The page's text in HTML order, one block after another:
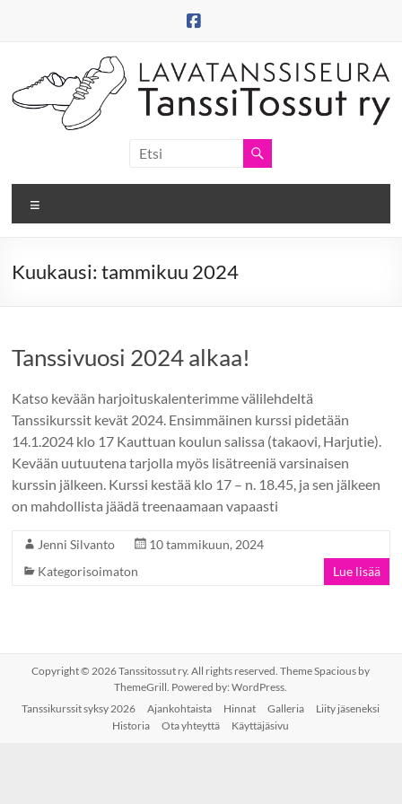
Tanssitossut
ry
Tanssitossujen
sivut
Kuukausi:tammikuu 2024
Tanssivuosi 2024 alkaa!
Katso kevään harjoituskalenterimme välilehdeltä
Tanssikurssit kevät 2024. Ensimmäinen kurssi pidetään
14.1.2024 klo 17 Kauttuan koulun salissa (takaovi, Harjutie).
Kevään uutuutena tarjolla myös lisätreeniä varsinaisen
kurssin jälkeen. Kurssi kestää klo 17 – n. 18.45, ja sen jälkeen
on mahdollista jäädä treenaamaan vapaasti
Jenni Silvanto
10 tammikuun, 2024
Kategorisoimaton
Lue lisää
Copyright © 2026Tanssitossut ry. All rights reserved. ThemeSpacious by
ThemeGrill. Powered by:WordPress
Tanssikurssit syksy 2026
Ajankohtaista Hinnat Galleria
Liity jäseneksi
Historia
Ota yhteyttä Käyttäjäsivu